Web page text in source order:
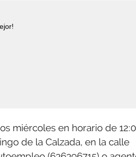
miércoles en horario de
de la Calzada, en la calle